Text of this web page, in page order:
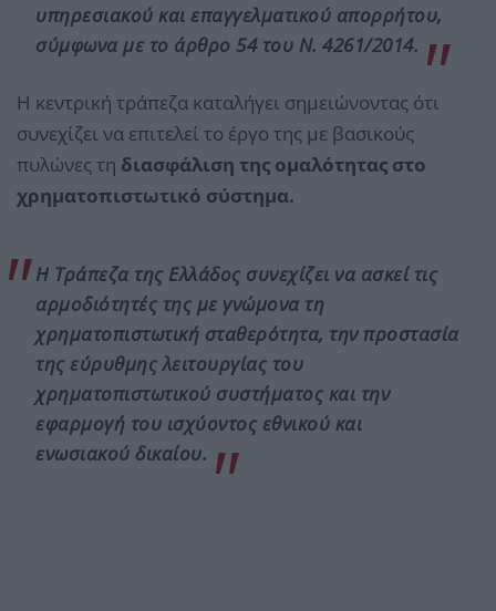
υπηρεσιακού και επαγγελματικού απορρήτου,
σύμφωνα με το άρθρο 54 του Ν. 4261/2014.
Η κεντρική τράπεζα καταλήγει σημειώνοντας ότι
συνεχίζει να επιτελεί το έργο της με βασικούς
πυλώνες τη διασφάλιση της ομαλότητας στο
χρηματοπιστωτικό σύστημα.
Η Τράπεζα της Ελλάδος συνεχίζει να ασκεί τις
αρμοδιότητές της με γνώμονα τη
χρηματοπιστωτική σταθερότητα, την προστασία
της εύρυθμης λειτουργίας του
χρηματοπιστωτικού συστήματος και την
εφαρμογή του ισχύοντος εθνικού και
ενωσιακού δικαίου.